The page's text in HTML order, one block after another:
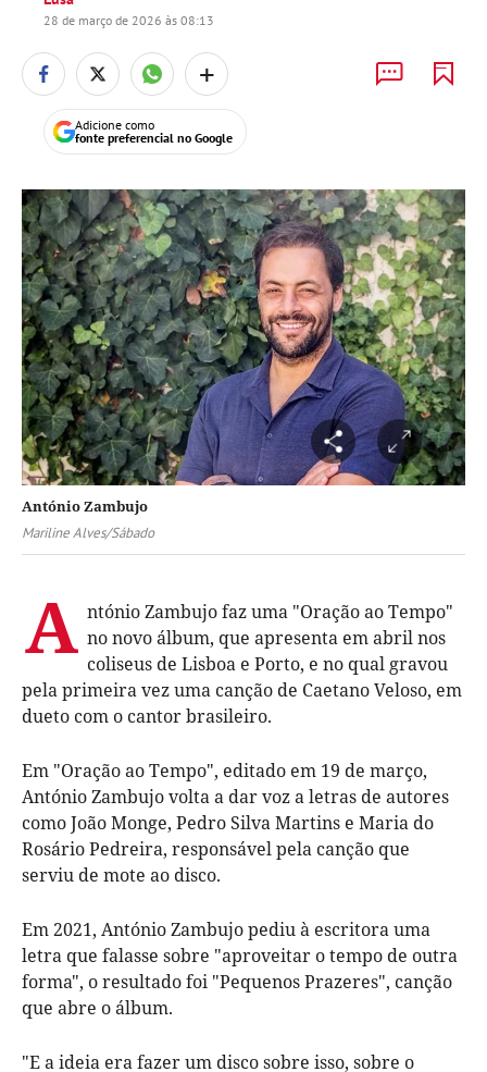
28 de março de 2026 às 08:13
+
Adicione como
fonte preferencial no Google
António Zambujo
Mariline Alves/Sábado
A ntónio Zambujo faz uma "Oração ao Tempo"
no novo álbum, que apresenta em abril nos
coliseus de Lisboa e Porto, e no qual gravou
pela primeira vez uma canção de Caetano Veloso, em
dueto com o cantor brasileiro.
Em "Oração ao Tempo", editado em 19 de março,
António Zambujo volta a dar voz a letras de autores
como João Monge, Pedro Silva Martins e Maria do
Rosário Pedreira, responsável pela canção que
serviu de mote ao disco.
Em 2021, António Zambujo pediu à escritora uma
letra que falasse sobre "aproveitar o tempo de outra
forma", o resultado foi "Pequenos Prazeres", canção
que abre o álbum.
"E a ideia era fazer um disco sobre isso, sobre o